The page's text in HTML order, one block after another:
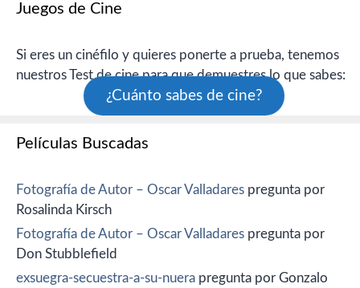
Juegos de Cine
Si eres un cinéfilo y quieres ponerte a prueba, tenemos
nuestros Test de cine para que demuestres lo que sabes:
¿Cuánto sabes de cine?
Películas Buscadas
Fotografía de Autor – Oscar Valladares pregunta por
Rosalinda Kirsch
Fotografía de Autor – Oscar Valladares pregunta por
Don Stubblefield
exsuegra-secuestra-a-su-nuera pregunta por Gonzalo